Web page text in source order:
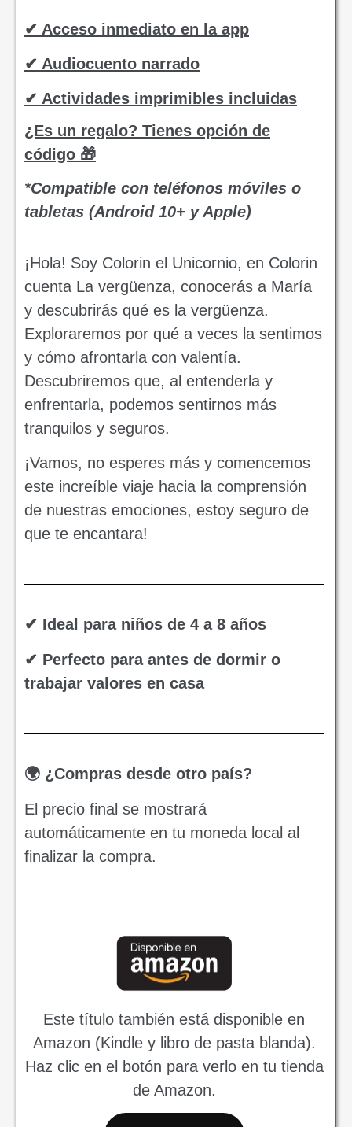
✔ Acceso inmediato en la app
✔ Audiocuento narrado
✔ Actividades imprimibles incluidas
¿Es un regalo? Tienes opción de
código 🎁
*Compatible con teléfonos móviles o
tabletas (Android 10+ y Apple)
¡Hola! Soy Colorin el Unicornio, en Colorin
cuenta La vergüenza, conocerás a María
y descubrirás qué es la vergüenza.
Exploraremos por qué a veces la sentimos
y cómo afrontarla con valentía.
Descubriremos que, al entenderla y
enfrentarla, podemos sentirnos más
tranquilos y seguros.
¡Vamos, no esperes más y comencemos
este increíble viaje hacia la comprensión
de nuestras emociones, estoy seguro de
que te encantara!
✔ Ideal para niños de 4 a 8 años
✔ Perfecto para antes de dormir o
trabajar valores en casa
🌍 ¿Compras desde otro país?
El precio final se mostrará
automáticamente en tu moneda local al
finalizar la compra.
Este título también está disponible en
Amazon (Kindle y libro de pasta blanda).
Haz clic en el botón para verlo en tu tienda
de Amazon.